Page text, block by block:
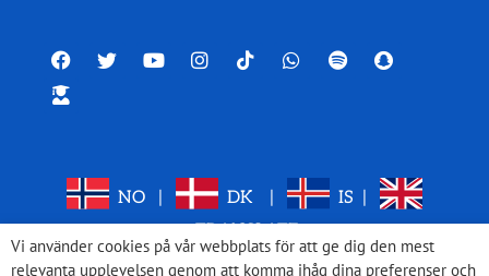
NO DK IS
TRANSLATE
Vi använder cookies på vår webbplats för att ge dig den mest
relevanta upplevelsen genom att komma ihåg dina preferenser och